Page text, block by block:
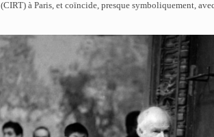
(CIRT) à Paris, et coïncide, presque symboliquement,